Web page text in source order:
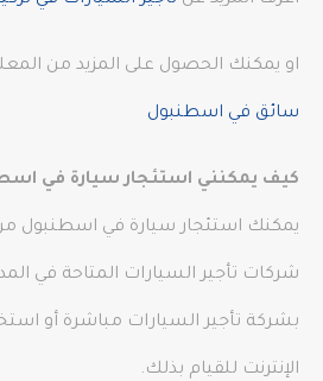
او يمكنك الحصول على المزيد من
سائق في اسطنبول
كيف يمكنني استئجار سيارة في
يمكنك استئجار سيارة في اسطنبول
شركات تأجير السيارات المتاحة في
بشركة تأجير السيارات مباشرة أو
الإنترنت للقيام بذلك.